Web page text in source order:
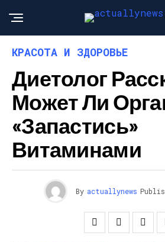
КРАСОТА И ЗДОРОВЬЕ
Диетолог
Может Ли
«запастись»
Витаминами
By actuallynews